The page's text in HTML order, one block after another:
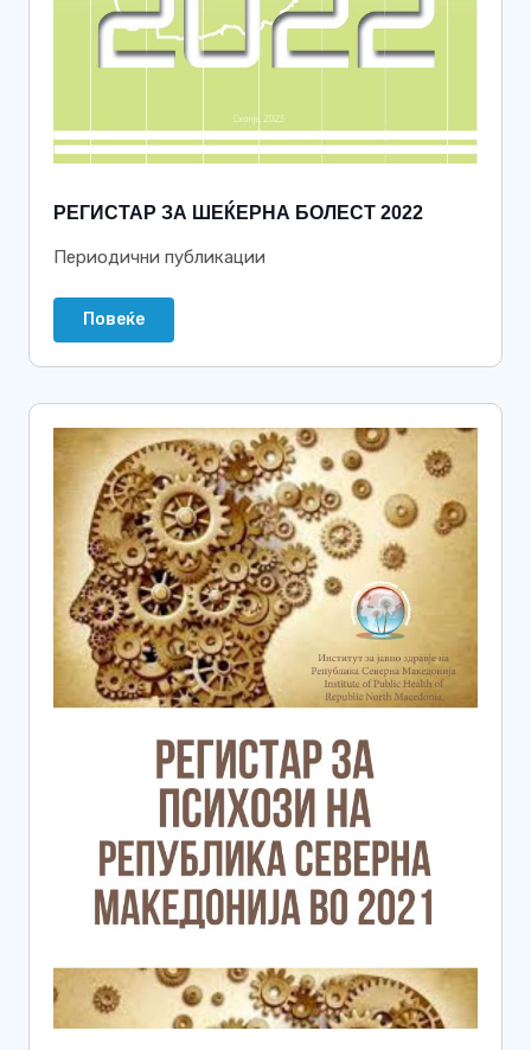
РЕГИСТАР ЗА ШЕЌЕРНА БОЛЕСТ 2022
Периодични публикации
Повеќе